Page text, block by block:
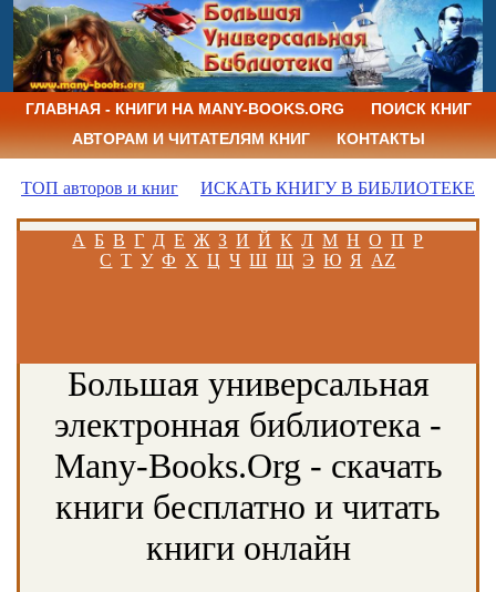
ГЛАВНАЯ - КНИГИ НА MANY-BOOKS.ORG
ПОИСК КНИГ
АВТОРАМ И ЧИТАТЕЛЯМ КНИГ
КОНТАКТЫ
ТОП авторов и книг ИСКАТЬ КНИГУ В БИБЛИОТЕКЕ
А Б В Г Д Е Ж З И Й К Л М Н О П Р
С Т У Ф Х Ц Ч Ш Щ Э Ю Я AZ
Большая универсальная
электронная библиотека -
Many-Books.Org - скачать
книги бесплатно и читать
книги онлайн